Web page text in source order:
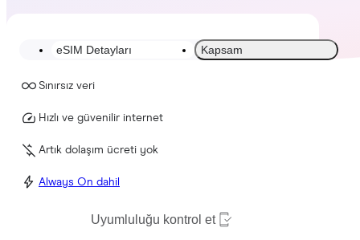
eSIM Detayları Kapsam
Sınırsız veri
Hızlı ve güvenilir internet
Artık dolaşım ücreti yok
Always On dahil
Uyumluluğu kontrol et